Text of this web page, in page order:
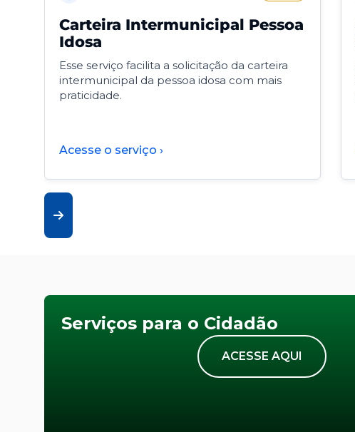
Carteira Intermunicipal Pessoa
Idosa
Esse serviço facilita a solicitação da carteira
intermunicipal da pessoa idosa com mais
praticidade.
Acesse o serviço ›
Serviços para o Cidadão
ACESSE AQUI